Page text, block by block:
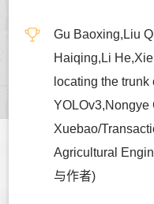
Gu Baoxing,Liu
Haiqing,Li
locating the
YOLOv3,Nongye
Xuebao/
Agricultural
与作者)